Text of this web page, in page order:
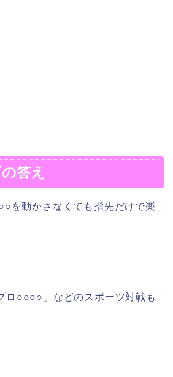
答え
を動かさなくても指先だけで楽
ロ○○○○」などのスポーツ対戦も